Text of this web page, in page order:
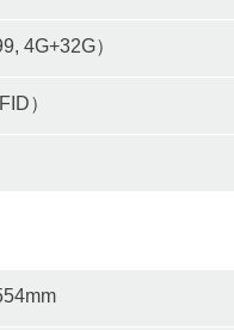
4G+32G）
）